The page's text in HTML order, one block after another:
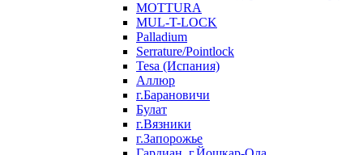
MOTTURA
MUL-T-LOCK
Palladium
Serrature/Pointlock
Tesa (Испания)
Аллюр
г.Барановичи
Булат
г.Вязники
г.Запорожье